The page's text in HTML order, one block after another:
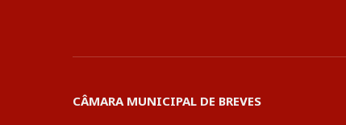
CÂMARA MUNICIPAL DE BREVES